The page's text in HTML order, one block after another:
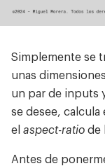
Simplemente se
unas
un par de inputs
se desee, calcula
el aspect-ratio de
Antes de